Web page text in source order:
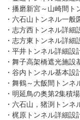
・播磨新宮～山崎間ト
・六石山トンネル一般
・志方西トンネル詳細
・志方東トンネル詳細
・平井トンネル詳細設
・舞子高架橋遮光施設
・谷内トンネル基本設
・舞鶴～大飯間トンネ
・明延鳥の奥第2集積
・六石山，猪渕トンネ
・梶原トンネル詳細設